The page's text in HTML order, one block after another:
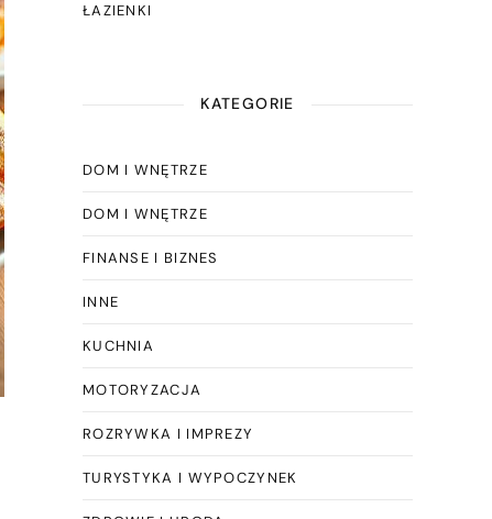
ŁAZIENKI
KATEGORIE
DOM I WNĘTRZE
DOM I WNĘTRZE
FINANSE I BIZNES
INNE
KUCHNIA
MOTORYZACJA
ROZRYWKA I IMPREZY
TURYSTYKA I WYPOCZYNEK